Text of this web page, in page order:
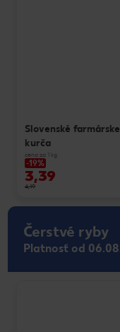
Slovenské farmárske
kurča
cena za 1 kg
-19%
3,39
4,19
Čerstvé ryby
Platnosť od